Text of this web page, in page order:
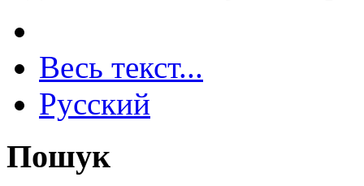
Весь текст...
Русский
Пошук